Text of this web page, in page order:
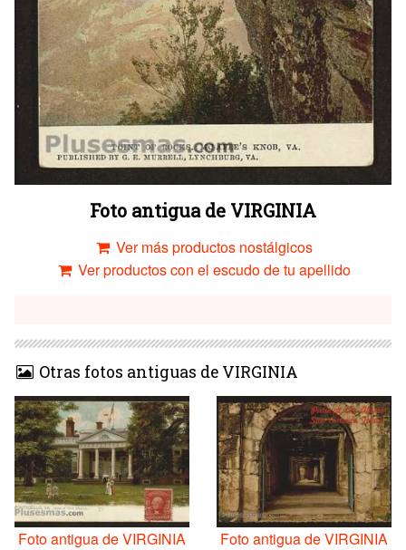
Foto antigua de VIRGINIA
Ver más productos nostálgicos
Ver productos con el escudo de tu apellido
Otras fotos antiguas de VIRGINIA
Foto antigua de VIRGINIA Foto antigua de VIRGINIA